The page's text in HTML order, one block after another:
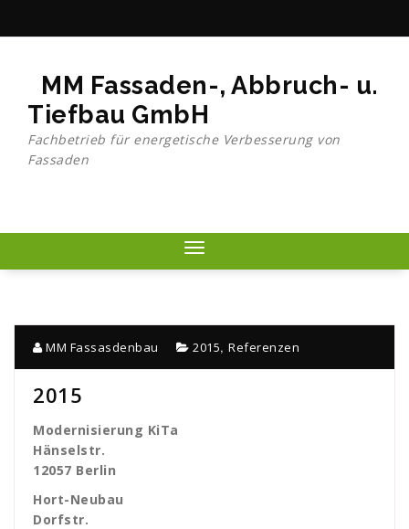
MM Fassaden-, Abbruch- u.
Tiefbau GmbH
Fachbetrieb für energetische Verbesserung von
Fassaden
Toggle
navigation
MM Fassasdenbau 2015, Referenzen
2015
Modernisierung KiTa
Hänselstr.
12057 Berlin
Hort-Neubau
Dorfstr.